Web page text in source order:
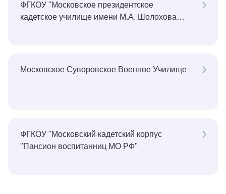
ФГКОУ "Московское президентское
кадетское училище имени М.А. Шолохова
Московское Суворовское Военное Училище
ФГКОУ "Московский кадетский корпус
"Пансион воспитанниц МО РФ"